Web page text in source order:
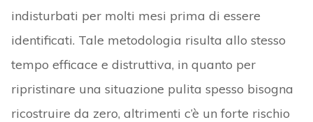
indisturbati per molti mesi prima di essere
identificati. Tale metodologia risulta allo stesso
tempo efficace e distruttiva, in quanto per
ripristinare una situazione pulita spesso bisogna
ricostruire da zero, altrimenti c’è un forte rischio